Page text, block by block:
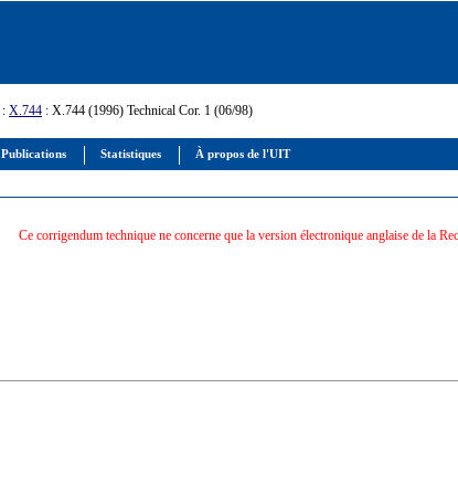
Publications Statistiques À propos de l'UIT
: X.744 : X.744 (1996) Technical Cor. 1 (06/98)
Ce corrigendum technique ne concerne que la version électronique anglaise de la